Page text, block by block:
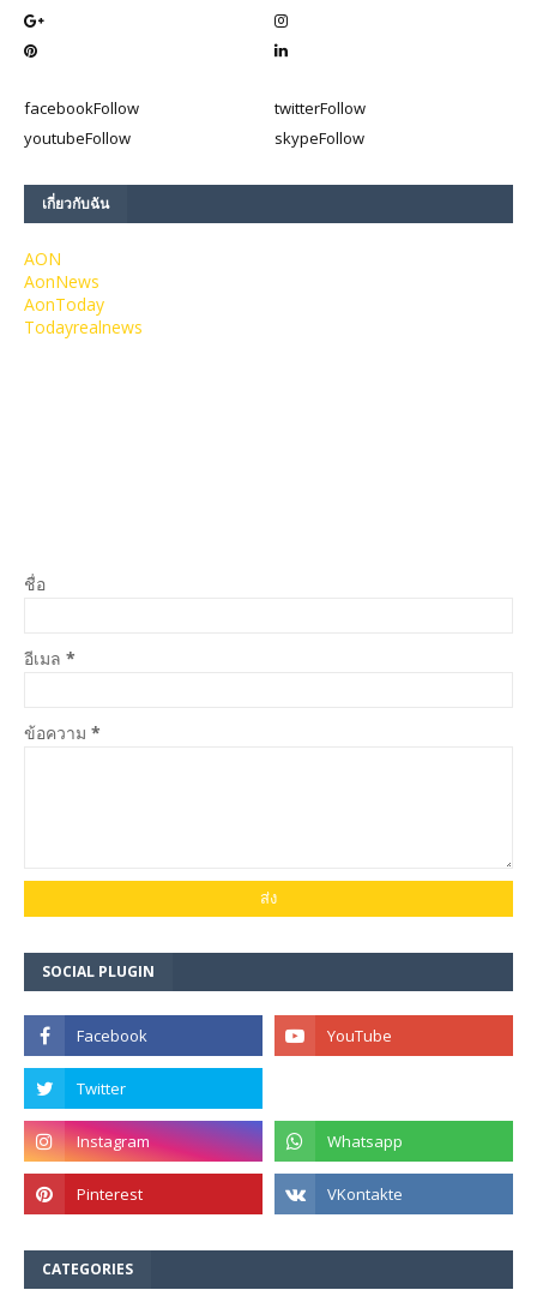
facebookFollow twitterFollow
youtubeFollow skypeFollow
เกี่ยวกับฉัน
AON
AonNews
AonToday
Todayrealnews
ชื่อ
อีเมล *
ข้อความ *
SOCIAL PLUGIN
CATEGORIES